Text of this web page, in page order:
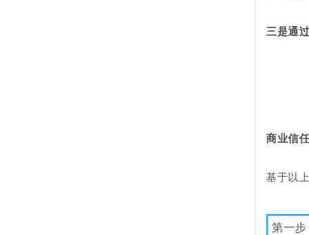
三是通
商业信
基于以
第一步